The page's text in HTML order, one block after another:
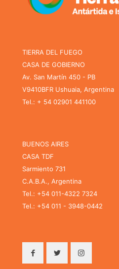
TIERRA DEL FUEGO
CASA DE GOBIERNO
Av. San Martín 450 - PB
V9410BFR Ushuaia, Argentina
Tel.: + 54 02901 441100
BUENOS AIRES
CASA TDF
Sarmiento 731
C.A.B.A., Argentina
Tel.: +54 011-4322 7324
Tel.: +54 011 - 3948-0442